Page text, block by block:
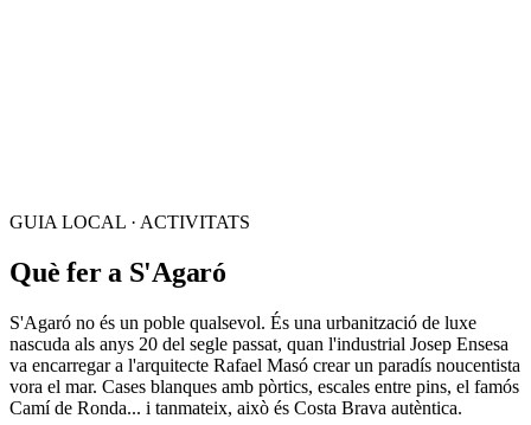
GUIA LOCAL · ACTIVITATS
Què fer a S'Agaró
S'Agaró no és un poble qualsevol. És una urbanització de luxe
nascuda als anys 20 del segle passat, quan l'industrial Josep Ensesa
va encarregar a l'arquitecte Rafael Masó crear un paradís noucentista
vora el mar. Cases blanques amb pòrtics, escales entre pins, el famós
Camí de Ronda... i tanmateix, això és Costa Brava autèntica.